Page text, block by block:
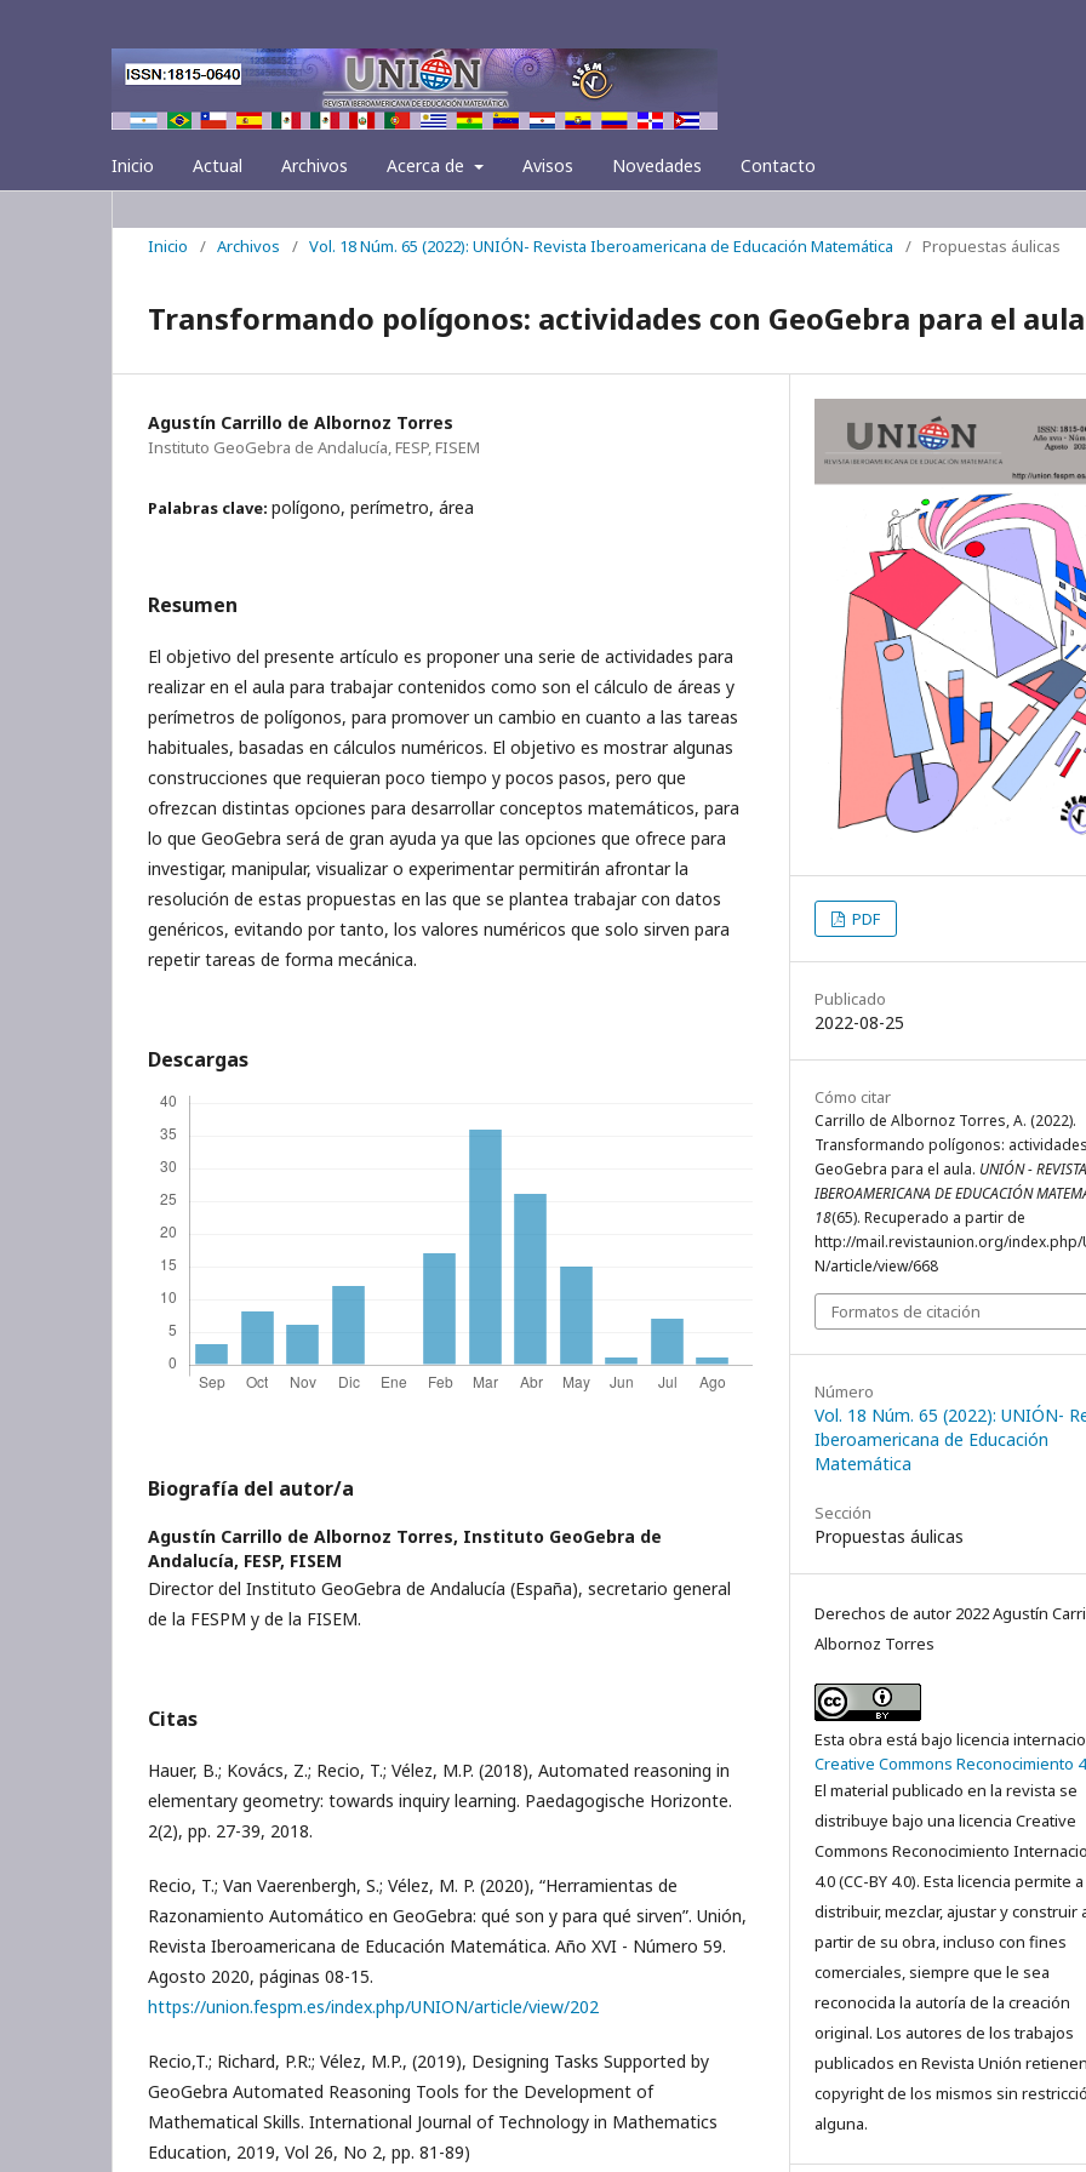
Inicio Actual Archivos Acerca de Avisos Novedades Contacto
Inicio / Archivos / Vol. 18 Núm. 65 (2022): UNIÓN- Revista Iberoamericana de Educación Matemática / Propuestas áulicas
Transformando polígonos: actividades con GeoGebra para el aula
Agustín Carrillo de Albornoz Torres
Instituto GeoGebra de Andalucía, FESP, FISEM
Palabras clave: polígono, perímetro, área
Resumen
El objetivo del presente artículo es proponer una serie de actividades para
realizar en el aula para trabajar contenidos como son el cálculo de áreas y
perímetros de polígonos, para promover un cambio en cuanto a las tareas
habituales, basadas en cálculos numéricos. El objetivo es mostrar algunas
construcciones que requieran poco tiempo y pocos pasos, pero que
ofrezcan distintas opciones para desarrollar conceptos matemáticos, para
lo que GeoGebra será de gran ayuda ya que las opciones que ofrece para
investigar, manipular, visualizar o experimentar permitirán afrontar la
resolución de estas propuestas en las que se plantea trabajar con datos
genéricos, evitando por tanto, los valores numéricos que solo sirven para
repetir tareas de forma mecánica.
Descargas
Biografía del autor/a
Agustín Carrillo de Albornoz Torres, Instituto GeoGebra de
Andalucía, FESP, FISEM
Director del Instituto GeoGebra de Andalucía (España), secretario general
de la FESPM y de la FISEM.
Citas
Hauer, B.; Kovács, Z.; Recio, T.; Vélez, M.P. (2018), Automated reasoning in
elementary geometry: towards inquiry learning. Paedagogische Horizonte.
2(2), pp. 27-39, 2018.
Recio, T.; Van Vaerenbergh, S.; Vélez, M. P. (2020), “Herramientas de
Razonamiento Automático en GeoGebra: qué son y para qué sirven”. Unión,
Revista Iberoamericana de Educación Matemática. Año XVI - Número 59.
Agosto 2020, páginas 08-15.
https://union.fespm.es/index.php/UNION/article/view/202
Recio,T.; Richard, P.R:; Vélez, M.P., (2019), Designing Tasks Supported by
GeoGebra Automated Reasoning Tools for the Development of
Mathematical Skills. International Journal of Technology in Mathematics
Education, 2019, Vol 26, No 2, pp. 81-89)
PDF
Publicado
2022-08-25
Cómo citar
Carrillo de Albornoz Torres, A. (2022).
Transformando polígonos:
GeoGebra para el aula. UNIÓN - REVISTA
IBEROAMERICANA DE EDUCACIÓN
18(65). Recuperado a partir de
http://mail.revistaunion.org/index.php/
N/article/view/668
Formatos de citación
Número
Vol. 18 Núm. 65 (2022): UNIÓN-
Iberoamericana de Educación
Matemática
Sección
Propuestas áulicas
Derechos de autor 2022 Agustín
Albornoz Torres
Esta obra está bajo licencia
Creative Commons Reconocimiento
El material publicado en la revista se
distribuye bajo una licencia Creative
Commons Reconocimiento
4.0 (CC-BY 4.0). Esta licencia permite
distribuir, mezclar, ajustar y construir
partir de su obra, incluso con fines
comerciales, siempre que le sea
reconocida la autoría de la creación
original. Los autores de los trabajos
publicados en Revista Unión
copyright de los mismos sin
alguna.